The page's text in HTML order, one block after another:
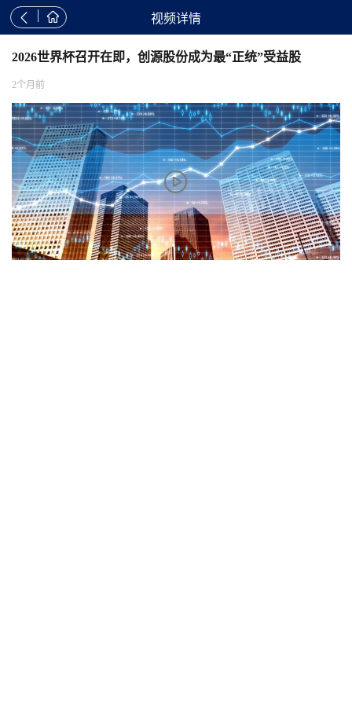
  视频详情
2026世界杯召开在即，创源股份成为最“正统”受益股
2个月前
